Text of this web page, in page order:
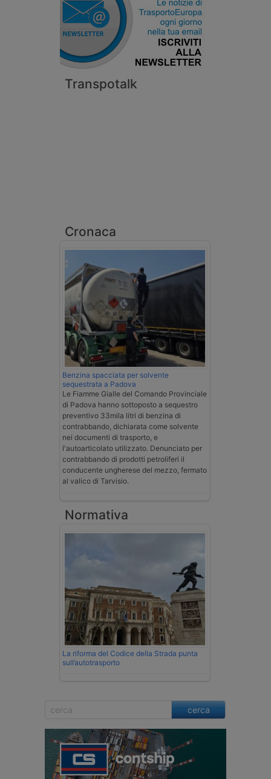
Transpotalk
Cronaca
Benzina spacciata per solvente
sequestrata a Padova
Le Fiamme Gialle del Comando Provinciale
di Padova hanno sottoposto a sequestro
preventivo 33mila litri di benzina di
contrabbando, dichiarata come solvente
nei documenti di trasporto, e
l'autoarticolato utilizzato. Denunciato per
contrabbando di prodotti petroliferi il
conducente ungherese del mezzo, fermato
al valico di Tarvisio.
Normativa
La riforma del Codice della Strada punta
sull’autotrasporto
cerca